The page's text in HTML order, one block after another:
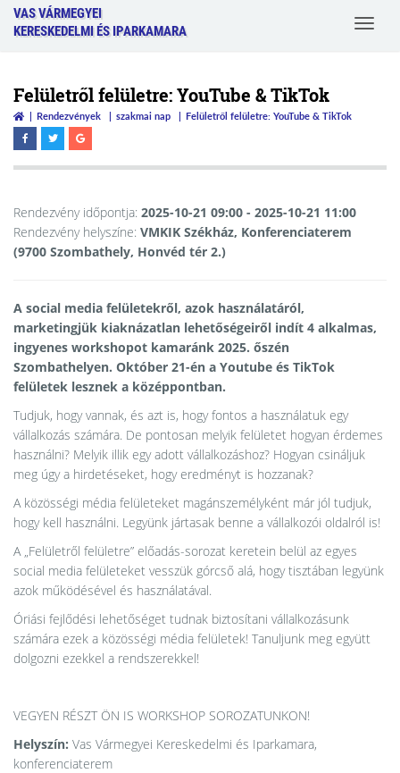
VAS VÁRMEGYEI
KERESKEDELMI ÉS IPARKAMARA
Toggle
Felületről felületre: YouTube & TikTok
Rendezvények szakmai nap Felületről felületre: YouTube & TikTok
Rendezvény időpontja: 2025-10-21 09:00 - 2025-10-21 11:00
Rendezvény helyszíne: VMKIK Székház, Konferenciaterem
(9700 Szombathely, Honvéd tér 2.)
A social media felületekről, azok használatáról,
marketingjük kiaknázatlan lehetőségeiről indít 4 alkalmas,
ingyenes workshopot kamaránk 2025. őszén
Szombathelyen. Október 21-én a Youtube és TikTok
felületek lesznek a középpontban.
Tudjuk, hogy vannak, és azt is, hogy fontos a használatuk egy
vállalkozás számára. De pontosan melyik felületet hogyan érdemes
használni? Melyik illik egy adott vállalkozáshoz? Hogyan csináljuk
meg úgy a hirdetéseket, hogy eredményt is hozzanak?
A közösségi média felületeket magánszemélyként már jól tudjuk,
hogy kell használni. Legyünk jártasak benne a vállalkozói oldalról is!
A „Felületről felületre” előadás-sorozat keretein belül az egyes
social media felületeket vesszük górcső alá, hogy tisztában legyünk
azok működésével és használatával.
Óriási fejlődési lehetőséget tudnak biztosítani vállalkozásunk
számára ezek a közösségi média felületek! Tanuljunk meg együtt
dolgozni ezekkel a rendszerekkel!
VEGYEN RÉSZT ÖN IS WORKSHOP SOROZATUNKON!
Helyszín: Vas Vármegyei Kereskedelmi és Iparkamara,
konferenciaterem